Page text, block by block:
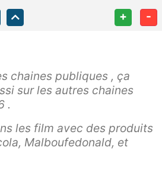
+ -
chaines publiques , ça
sur les autres chaines
.
les film avec des produits
Malboufedonald, et